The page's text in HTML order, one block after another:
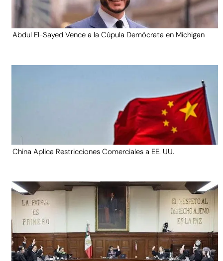
Abdul El-Sayed Vence a la Cúpula Demócrata en Michigan
China Aplica Restricciones Comerciales a EE. UU.